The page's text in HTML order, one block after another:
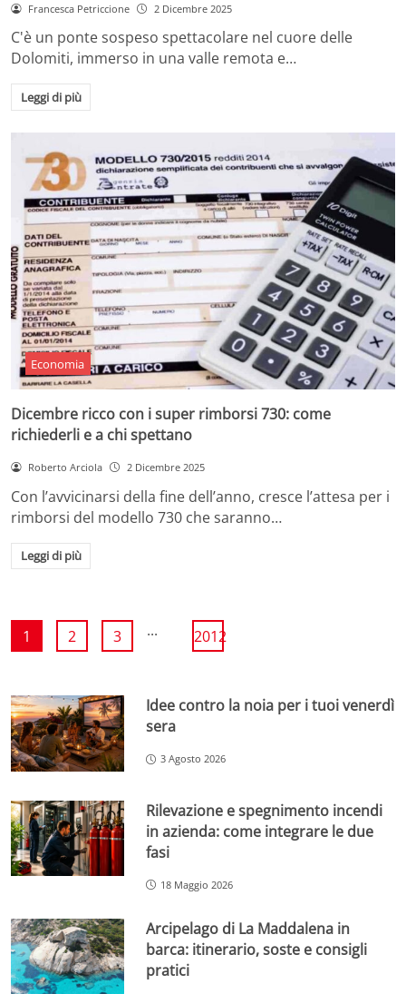
Francesca Petriccione 2 Dicembre 2025
C'è un ponte sospeso spettacolare nel cuore delle
Dolomiti, immerso in una valle remota e…
Leggi di più
Economia
Dicembre ricco con i super rimborsi 730: come
richiederli e a chi spettano
Roberto Arciola 2 Dicembre 2025
Con l’avvicinarsi della fine dell’anno, cresce l’attesa per i
rimborsi del modello 730 che saranno…
Leggi di più
1 2 3 ... 2012
Idee contro la noia per i tuoi venerdì
sera
3 Agosto 2026
Rilevazione e spegnimento incendi
in azienda: come integrare le due
fasi
18 Maggio 2026
Arcipelago di La Maddalena in
barca: itinerario, soste e consigli
pratici